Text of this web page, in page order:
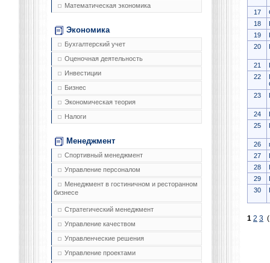
Математическая экономика
Экономика
Бухгалтерский учет
Оценочная деятельность
Инвестиции
Бизнес
Экономическая теория
Налоги
Менеджмент
Спортивный менеджмент
Управление персоналом
Менеджмент в гостиничном и ресторанном
бизнесе
Стратегический менеджмент
Управление качеством
Управленческие решения
Управление проектами
17
18
19
20
21
22
23
24
25
26
27
28
29
30
1 2 3